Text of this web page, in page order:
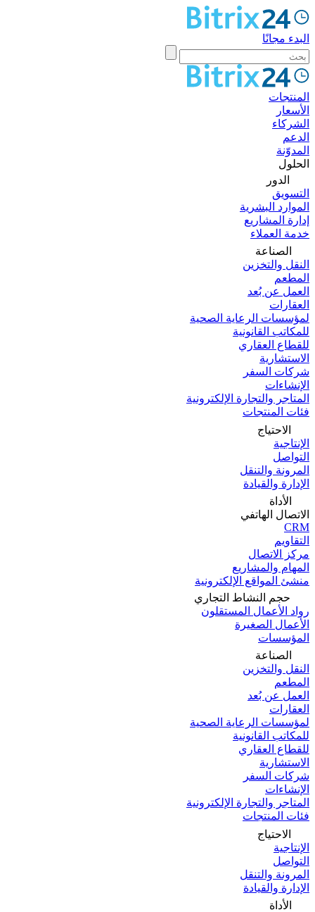
البدء مجانًا
المنتجات
الأسعار
الشركاء
الدعم
المدوّنة
الحلول
الدور
التسويق
الموارد البشرية
إدارة المشاريع
خدمة العملاء
الصناعة
النقل والتخزين
المطعم
العمل عن بُعد
العقارات
لمؤسسات الرعاية الصحية
للمكاتب القانونية
للقطاع العقاري
الاستشارية
شركات السفر
الإنشاءات
المتاجر والتجارة الإلكترونية
فئات المنتجات
الاحتياج
الإنتاجية
التواصل
المرونة والتنقل
الإدارة والقيادة
الأداة
الاتصال الهاتفي
CRM
التقاويم
مركز الاتصال
المهام والمشاريع
منشئ المواقع الإلكترونية
حجم النشاط التجاري
رواد الأعمال المستقلون
الأعمال الصغيرة
المؤسسات
الصناعة
النقل والتخزين
المطعم
العمل عن بُعد
العقارات
لمؤسسات الرعاية الصحية
للمكاتب القانونية
للقطاع العقاري
الاستشارية
شركات السفر
الإنشاءات
المتاجر والتجارة الإلكترونية
فئات المنتجات
الاحتياج
الإنتاجية
التواصل
المرونة والتنقل
الإدارة والقيادة
الأداة